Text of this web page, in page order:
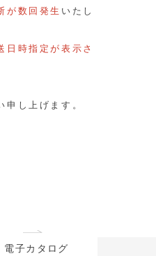
が数回発生 いたし
日時指定が表示さ
申し上げます。
電子カタログ